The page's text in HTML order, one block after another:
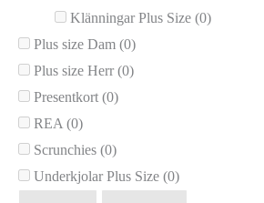
Klänningar Plus Size (0)
Plus size Dam (0)
Plus size Herr (0)
Presentkort (0)
REA (0)
Scrunchies (0)
Underkjolar Plus Size (0)